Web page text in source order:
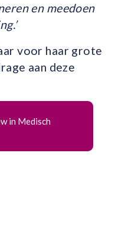
en meedoen
voor haar grote
aan deze
in Medisch